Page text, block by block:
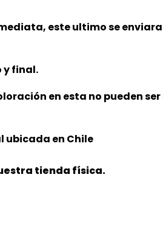
este ultimo se
y final.
en esta no pueden
ubicada en Chile
tienda física.